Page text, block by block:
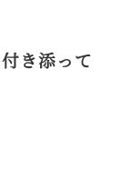
き添って